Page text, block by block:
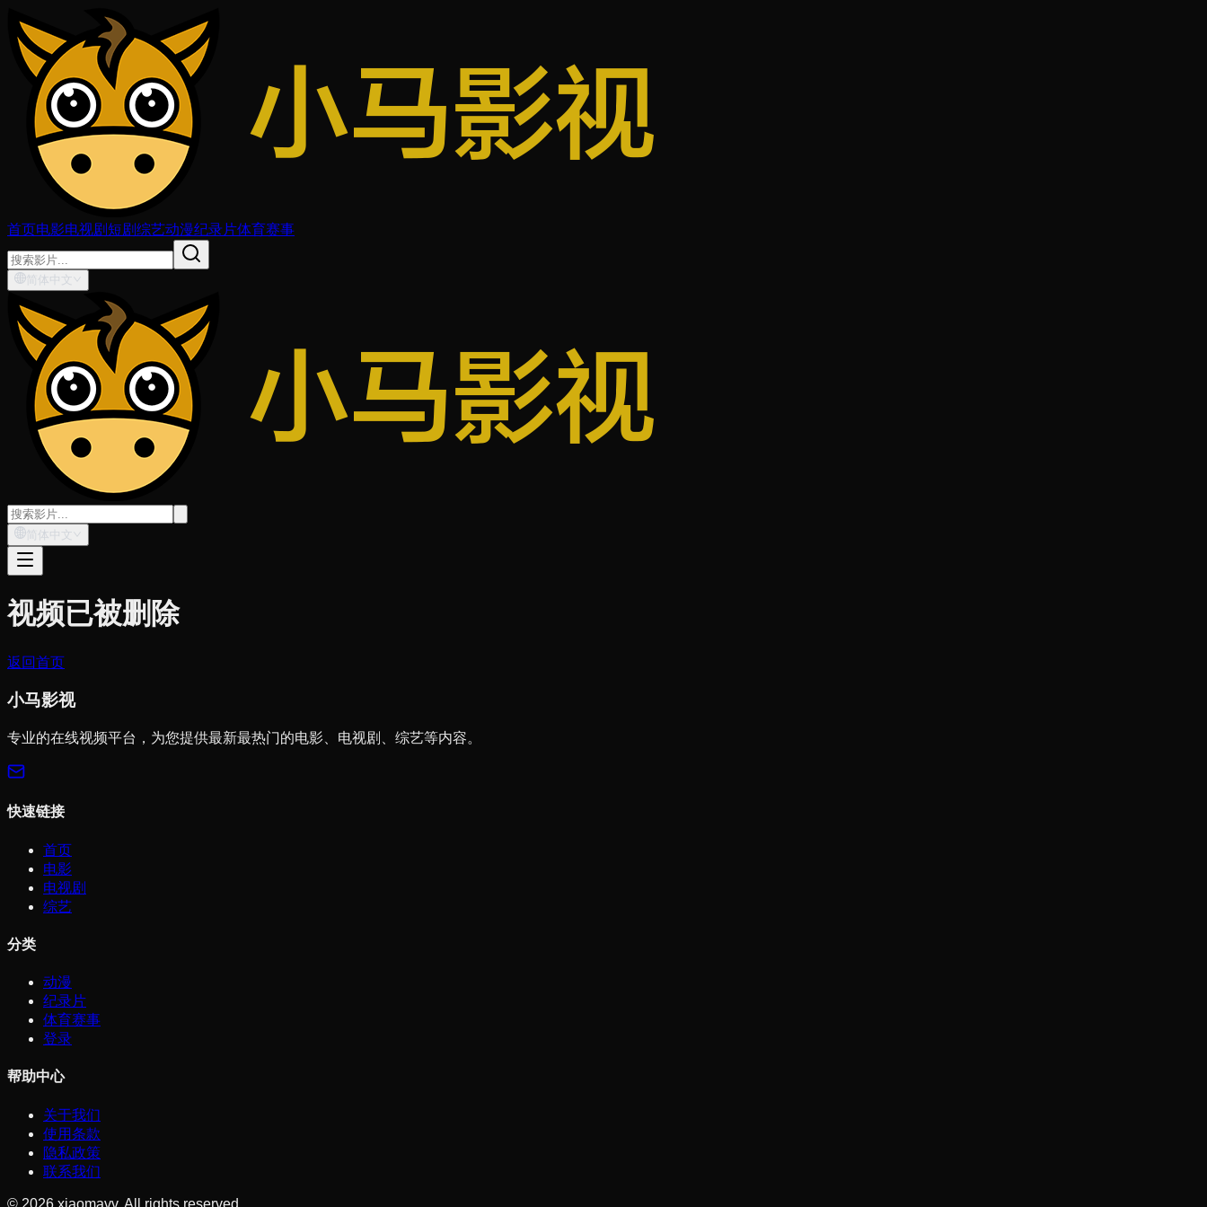
首页电影电视剧短剧综艺动漫纪录片体育赛事
简体中文
简体中文
视频已被删除
返回首页
小马影视
专业的在线视频平台，为您提供最新最热门的电影、电视剧、综艺等内容。
快速链接
首页
电影
电视剧
综艺
分类
动漫
纪录片
体育赛事
登录
帮助中心
关于我们
使用条款
隐私政策
联系我们
© 2026 xiaomavv. All rights reserved.